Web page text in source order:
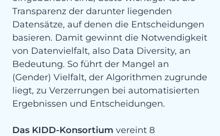
Transparenz der darunter liegenden
Datensätze, auf denen die Entscheidungen
basieren. Damit gewinnt die Notwendigkeit
von Datenvielfalt, also Da­ta Diversity, an
Bedeutung. So führt der Mangel an
(Gender­) Vielfalt, der Algorithmen zugrunde
liegt, zu Verzerrungen bei automatisierten
Ergebnis­sen und Entscheidungen.
Das KIDD-Konsortium vereint 8